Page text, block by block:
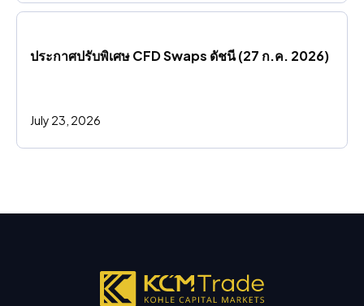
ประกาศปรับพิเศษ CFD Swaps ดัชนี (27 ก.ค. 2026)
July 23, 2026